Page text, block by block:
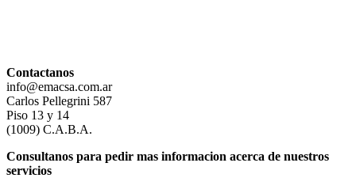
Contactanos
info@emacsa.com.ar
Carlos Pellegrini 587
Piso 13 y 14
(1009) C.A.B.A.
Consultanos para pedir mas informacion acerca de nuestros
servicios